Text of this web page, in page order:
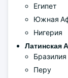
Египет
Южная
Нигерия
Латинская
Бразилия
Перу